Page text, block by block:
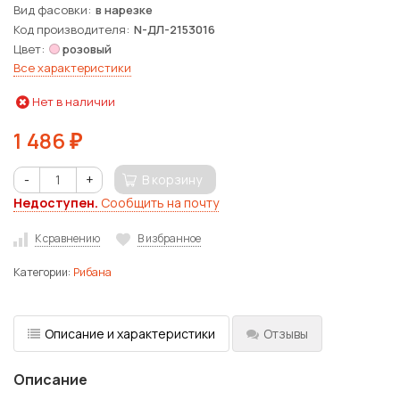
Вид фасовки в нарезке
Код производителя N-ДЛ-2153016
Цвет
розовый
Все характеристики
Нет в наличии
1 486 ₽
- +
В корзину
Недоступен. Сообщить на почту
К сравнению В избранное
Категории: Рибана
Описание и характеристики Отзывы
Описание